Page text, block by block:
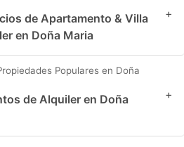
de Apartamento & Villa
en Doña Maria
+
Populares en Doña
de Alquiler en Doña
+